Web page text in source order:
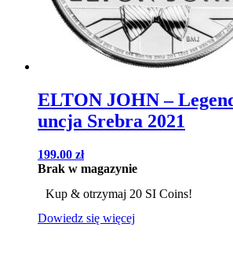
ELTON JOHN –
uncja Srebra 2021
199.00 zł
Brak w magazynie
Kup & otrzymaj 20 SI Coins!
Dowiedz się więcej